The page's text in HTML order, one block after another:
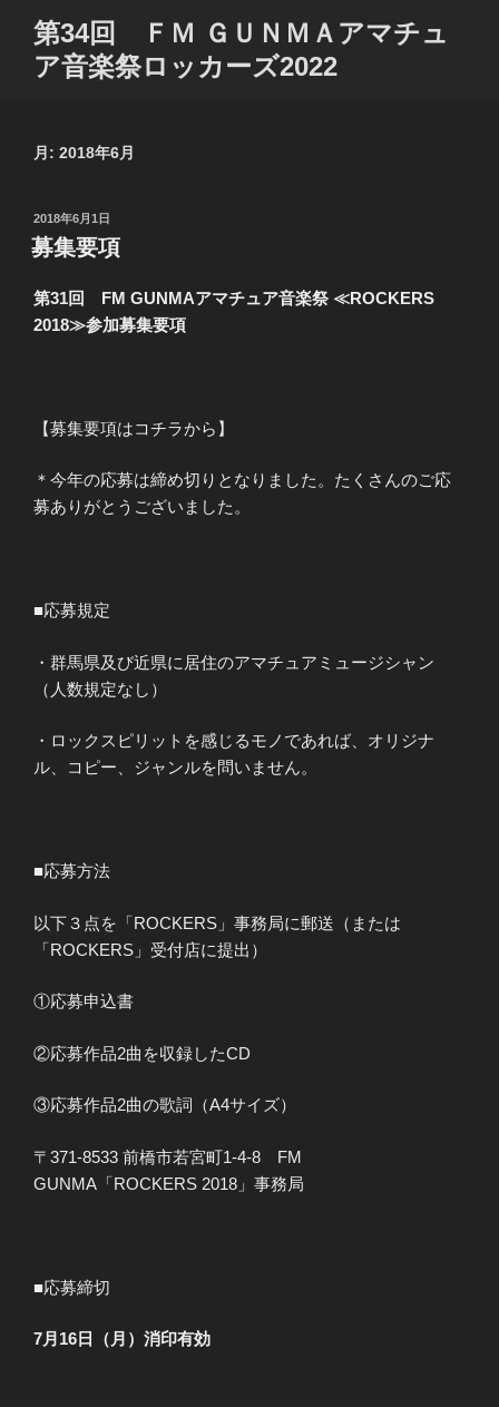
第34回 ＦＭ ＧＵＮＭＡアマチュ
ア音楽祭ロッカーズ2022
月: 2018年6月
投
稿
日:
2018年6月1日
募集要項
第31回 FM GUNMAアマチュア音楽祭 ≪ROCKERS
2018≫参加募集要項
【募集要項はコチラから】
＊今年の応募は締め切りとなりました。たくさんのご応
募ありがとうございました。
■応募規定
・群馬県及び近県に居住のアマチュアミュージシャン
（人数規定なし）
・ロックスピリットを感じるモノであれば、オリジナ
ル、コピー、ジャンルを問いません。
■応募方法
以下３点を「ROCKERS」事務局に郵送（または
「ROCKERS」受付店に提出）
①応募申込書
②応募作品2曲を収録したCD
③応募作品2曲の歌詞（A4サイズ）
〒371-8533 前橋市若宮町1-4-8 FM
GUNMA「ROCKERS 2018」事務局
■応募締切
7月16日（月）消印有効